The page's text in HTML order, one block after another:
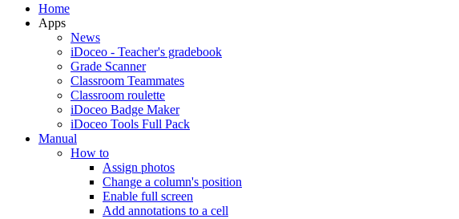
Home
Apps
News
iDoceo - Teacher's gradebook
Grade Scanner
Classroom Teammates
Classroom roulette
iDoceo Badge Maker
iDoceo Tools Full Pack
Manual
How to
Assign photos
Change a column's position
Enable full screen
Add annotations to a cell